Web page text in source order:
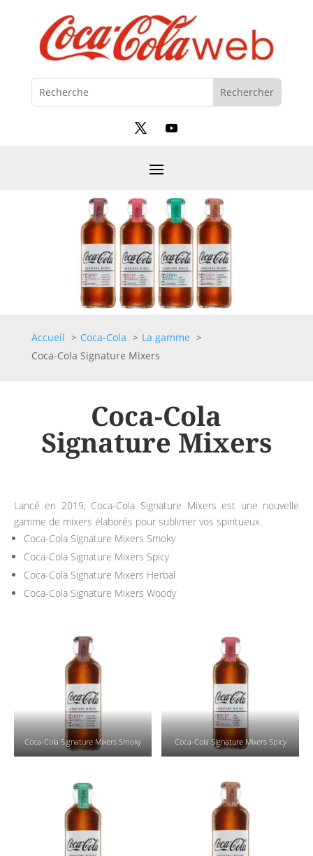
Accueil Coca-Cola
La gamme
Coca-Cola Signature Mixers
Coca-Cola
Signature Mixers
Lancé en 2019, Coca-Cola Signature Mixers est une nouvelle
gamme de mixers élaborés pour sublimer vos spiritueux.
Coca-Cola Signature Mixers Smoky
Coca-Cola Signature Mixers Spicy
Coca-Cola Signature Mixers Herbal
Coca-Cola Signature Mixers Woody
Coca-Cola Signature Mixers Smoky Coca-Cola Signature Mixers Spicy